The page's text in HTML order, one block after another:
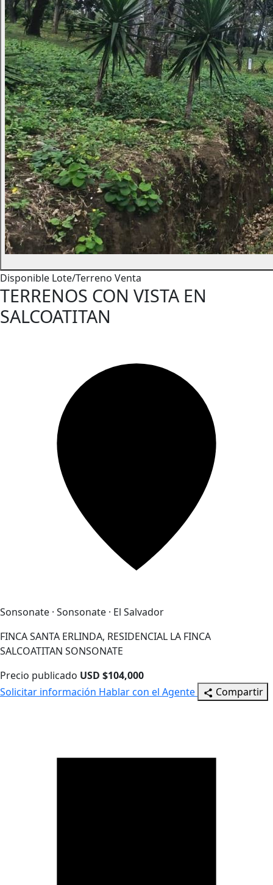
Disponible Lote/Terreno Venta
TERRENOS CON VISTA EN
SALCOATITAN
Sonsonate · Sonsonate · El Salvador
FINCA SANTA ERLINDA, RESIDENCIAL LA FINCA
SALCOATITAN SONSONATE
Precio publicado USD $104,000
Solicitar información Hablar con el Agente Compartir